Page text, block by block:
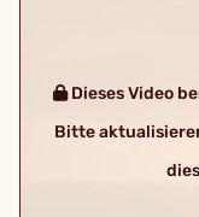
Dieses Video
Bitte